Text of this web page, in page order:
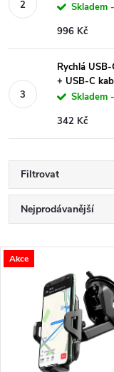
Skladem
996 Kč
Rychlá
+ USB-C
Skladem
342 Kč
Filtrovat
Ř
a
Nejprodávanější
Nejdražší
Abecedně
V
Akce